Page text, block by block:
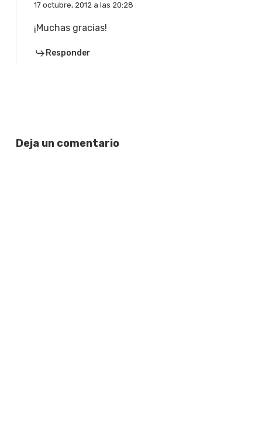
17 octubre, 2012 a las 20:28
¡Muchas gracias!
Responder
Deja un comentario